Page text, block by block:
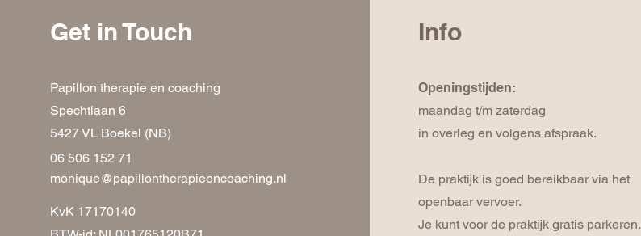
Get in Touch
Papillon therapie en coaching
Spechtlaan 6
5427 VL Boekel (NB)
06 506 152 71
monique@papillontherapieencoaching.nl
KvK 17170140
Info
Openingstijden:
maandag t/m zaterdag
in overleg en volgens afspraak.
De praktijk is goed bereikbaar via het
openbaar vervoer.
Je kunt voor de praktijk gratis parkeren.